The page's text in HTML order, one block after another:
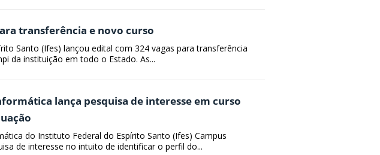
transferência e novo curso
Santo (Ifes) lançou edital com 324 vagas para transferência
da instituição em todo o Estado. As...
lança pesquisa de interesse em curso
do Instituto Federal do Espírito Santo (Ifes) Campus
de interesse no intuito de identificar o perfil do...